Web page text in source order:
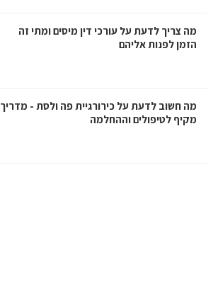
מה צריך לדעת על עורכי דין מיסים ומתי זה
הזמן לפנות אליהם
מה חשוב לדעת על כירורגיית פה ולסת - מדריך
מקיף לטיפולים וההחלמה